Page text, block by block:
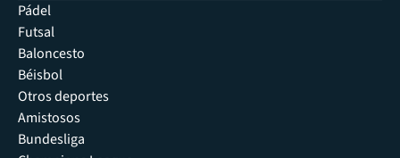
Pádel
Futsal
Baloncesto
Béisbol
Otros deportes
Amistosos
Bundesliga